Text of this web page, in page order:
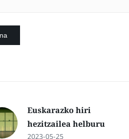
Euskarazko hiri
hezitzailea helburu
2023-05-25